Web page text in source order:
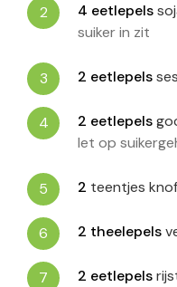
4 eetlepels
suiker in zit
2 eetlepels
2 eetlepels
let op
2 teentjes
2 theelepels
2 eetlepels